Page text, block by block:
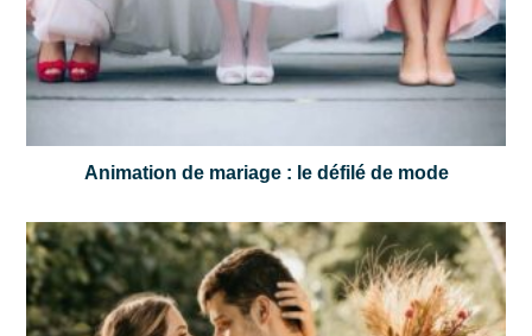
Animation de mariage : le défilé de mode